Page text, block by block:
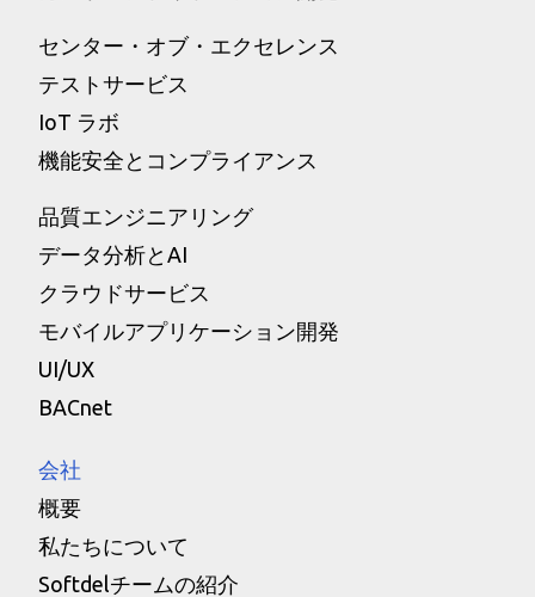
センター・オブ・エクセレンス
テストサービス
IoT ラボ
機能安全とコンプライアンス
品質エンジニアリング
データ分析とAI
クラウドサービス
モバイルアプリケーション開発
UI/UX
BACnet
会社
概要
私たちについて
Softdelチームの紹介